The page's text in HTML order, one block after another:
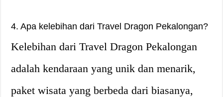
4. Apa kelebihan dari Travel Dragon Pekalongan?
Kelebihan dari Travel Dragon Pekalongan
adalah kendaraan yang unik dan menarik,
paket wisata yang berbeda dari biasanya,